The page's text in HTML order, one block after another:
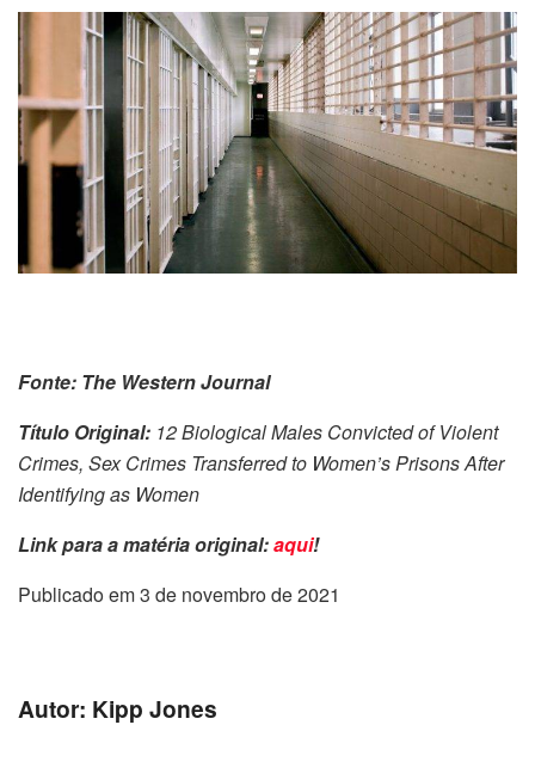
Fonte: The Western Journal
Título Original: 12 Biological Males Convicted of Violent
Crimes, Sex Crimes Transferred to Women’s Prisons After
Identifying as Women
Link para a matéria original:aqui!
Publicado em 3 de novembro de 2021
Autor: Kipp Jones